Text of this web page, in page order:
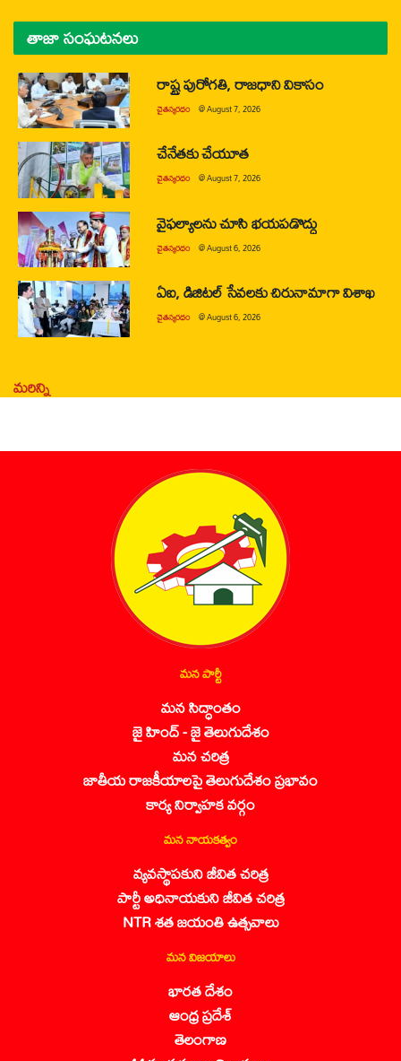
తాజా సంఘటనలు
రాష్ట్ర పురోగతి, రాజధాని వికాసం
చైతన్యరధం @August 7, 2026
చేనేతకు చేయూత
చైతన్యరధం @August 7, 2026
వైఫల్యాలను చూసి భయపడొద్దు
చైతన్యరధం @August 6, 2026
ఏఐ, డిజిటల్ సేవలకు చిరునామాగా విశాఖ
చైతన్యరధం @August 6, 2026
మరిన్ని
మన పార్టీ
మన సిద్ధాంతం
జై హింద్ - జై తెలుగుదేశం
మన చరిత్ర
జాతీయ రాజకీయాలపై తెలుగుదేశం ప్రభావం
కార్య నిర్వాహక వర్గం
మన నాయకత్వం
వ్యవస్థాపకుని జీవిత చరిత్ర
పార్టీ అధినాయకుని జీవిత చరిత్ర
NTR శత జయంతి ఉత్సవాలు
మన విజయాలు
భారత దేశం
ఆంధ్ర ప్రదేశ్
తెలంగాణ